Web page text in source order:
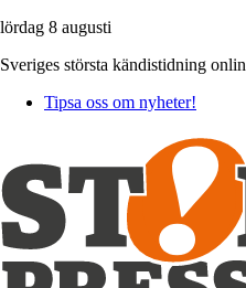
lördag 8 augusti
Sveriges största kändistidning
Tipsa oss om nyheter!